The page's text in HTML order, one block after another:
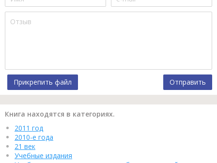
Прикрепить файл Отправить
Книга находятся в категориях.
2011 год
2010-е года
21 век
Учебные издания